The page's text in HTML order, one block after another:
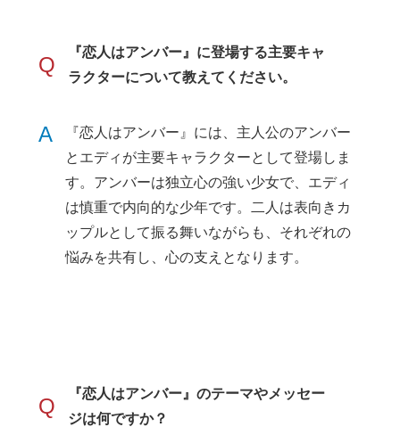
Q
『恋人はアンバー』に登場する主要キャ
ラクターについて教えてください。
A
『恋人はアンバー』には、主人公のアンバー
とエディが主要キャラクターとして登場しま
す。アンバーは独立心の強い少女で、エディ
は慎重で内向的な少年です。二人は表向きカ
ップルとして振る舞いながらも、それぞれの
悩みを共有し、心の支えとなります。
Q
『恋人はアンバー』のテーマやメッセー
ジは何ですか？